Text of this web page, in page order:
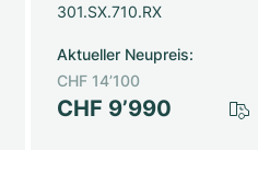
301.SX.710.RX
CHF 9’990
Aktueller Neupreis:
CHF 14’100